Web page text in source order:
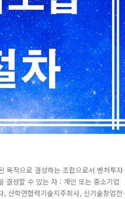
목적으로 결성하는 조합으로서 벤처투자
결성할 수 있는 자 : 개인 또는 중소기업
산학연협력기술지주회사, 신기술창업전